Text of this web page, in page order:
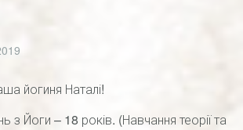
йогиня Наталі!
з Йоги – 18 років. (Навчання теорії та